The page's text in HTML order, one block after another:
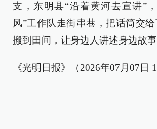
支，东明县“沿着黄河去宣讲”
风”工作队走街串巷，把话筒交
搬到田间，让身边人讲述身边故事
《光明日报》（2026年07月07日